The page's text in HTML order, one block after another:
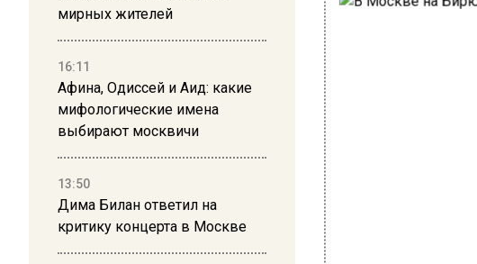
мирных жителей
16:11
Афина, Одиссей и Аид: какие
мифологические имена
выбирают москвичи
13:50
Дима Билан ответил на
критику концерта в Москве